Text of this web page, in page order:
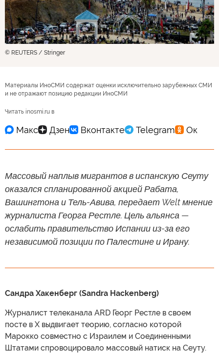
© REUTERS / Stringer
Материалы ИноСМИ содержат оценки исключительно зарубежных СМИ
и не отражают позицию редакции ИноСМИ
Читать inosmi.ru в
Массовый наплыв мигрантов в испанскую Сеуту
оказался спланированной акцией Рабата,
Вашингтона и Тель-Авива, передает Welt мнение
журналиста Георга Рестле. Цель альянса —
ослабить правительство Испании из-за его
независимой позиции по Палестине и Ирану.
Сандра Хакенберг (Sandra Hackenberg)
Журналист телеканала ARD Георг Рестле в своем
посте в X выдвигает теорию, согласно которой
Марокко совместно с Израилем и Соединенными
Штатами спровоцировало массовый натиск на Сеуту.